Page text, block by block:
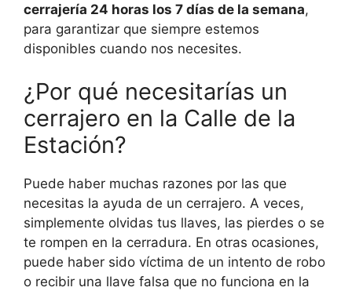
cerrajería 24 horas los 7 días de la semana,
para garantizar que siempre estemos
disponibles cuando nos necesites.
¿Por qué necesitarías un
cerrajero en la Calle de la
Estación?
Puede haber muchas razones por las que
necesitas la ayuda de un cerrajero. A veces,
simplemente olvidas tus llaves, las pierdes o se
te rompen en la cerradura. En otras ocasiones,
puede haber sido víctima de un intento de robo
o recibir una llave falsa que no funciona en la